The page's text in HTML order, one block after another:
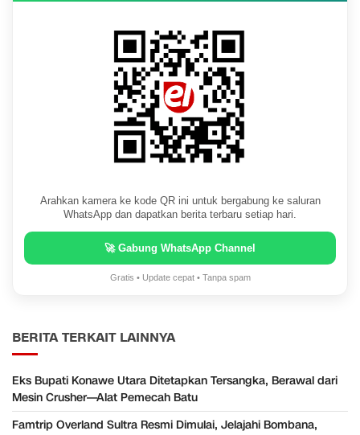
Arahkan kamera ke kode QR ini untuk bergabung ke saluran
WhatsApp dan dapatkan berita terbaru setiap hari.
🚀 Gabung WhatsApp Channel
Gratis • Update cepat • Tanpa spam
BERITA TERKAIT LAINNYA
Eks Bupati Konawe Utara Ditetapkan Tersangka, Berawal dari
Mesin Crusher—Alat Pemecah Batu
Famtrip Overland Sultra Resmi Dimulai, Jelajahi Bombana,